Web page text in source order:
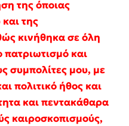
της όποιας
της
κινήθηκα σε όλη
πατριωτισμό και
συμπολίτες μου, με
πολιτικό ήθος και
και πεντακάθαρα
καιροσκοπισμούς,